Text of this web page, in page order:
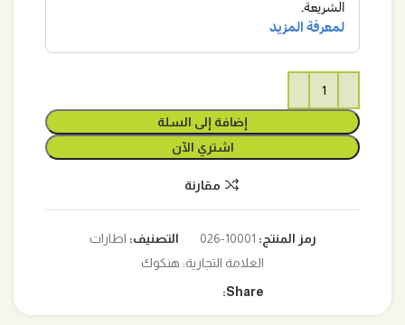
إضافة إلى السلة
اشتري الآن
مقارنة
رمز المنتج: 10001-026 التصنيف: اطارات
العلامة التجارية: هنكوك
Share: